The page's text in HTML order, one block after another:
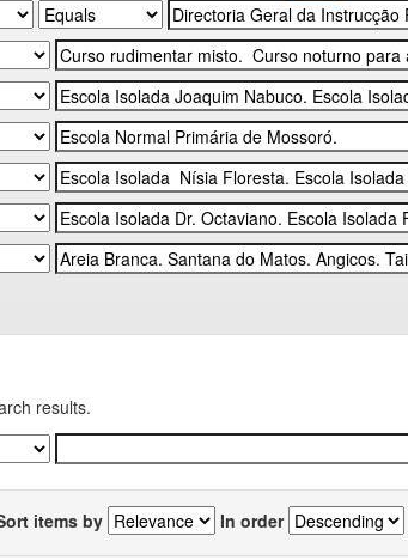
results.
items by In order